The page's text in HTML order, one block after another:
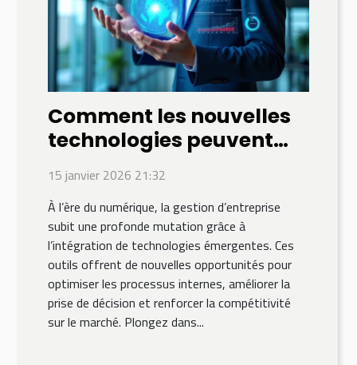
Comment les nouvelles
technologies peuvent
transformer la gestion
d'entreprise ?
15 janvier 2026 21:32
À l’ère du numérique, la gestion d’entreprise
subit une profonde mutation grâce à
l’intégration de technologies émergentes. Ces
outils offrent de nouvelles opportunités pour
optimiser les processus internes, améliorer la
prise de décision et renforcer la compétitivité
sur le marché. Plongez dans...